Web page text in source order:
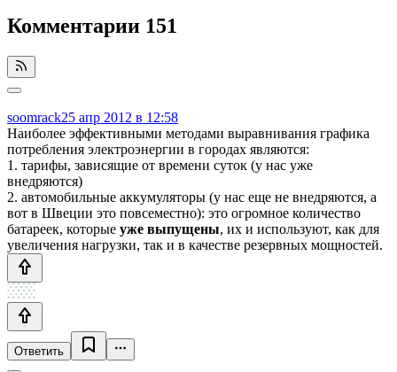
Комментарии 151
soomrack25 апр 2012 в 12:58
Наиболее эффективными методами выравнивания графика
потребления электроэнергии в городах являются:
1. тарифы, зависящие от времени суток (у нас уже
внедряются)
2. автомобильные аккумуляторы (у нас еще не внедряются, а
вот в Швеции это повсеместно): это огромное количество
батареек, которые уже выпущены, их и используют, как для
увеличения нагрузки, так и в качестве резервных мощностей.
Ответить